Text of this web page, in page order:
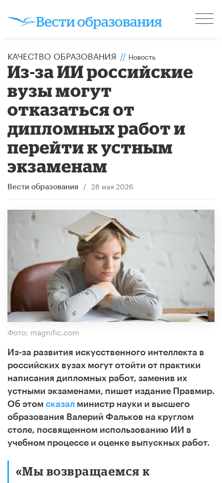
КАЧЕСТВО ОБРАЗОВАНИЯ // Новость
Из-за ИИ российские
вузы могут
отказаться от
дипломных работ и
перейти к устным
экзаменам
Вести образования / 28 мая 2026
Фото: magnific.com
Из-за развития искусственного интеллекта в
российских вузах могут отойти от практики
написания дипломных работ, заменив их
устными экзаменами, пишет издание Правмир.
Об этом сказал министр науки и высшего
образования Валерий Фальков на круглом
столе, посвященном использованию ИИ в
учебном процессе и оценке выпускных работ.
«Мы возвращаемся к